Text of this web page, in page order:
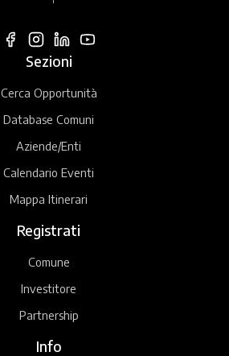
Sezioni
Cerca Opportunità
Database Comuni
Aziende/Enti
Calendario Eventi
Mappa Itinerari
Registrati
Comune
Investitore
Partnership
Info